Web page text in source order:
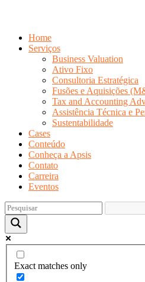
Home
Serviços
Business Valuation
Ativo Fixo
Consultoria Estratégica
Fusões e Aquisições
Tax and Accounting
Assistência Técnica e
Sustentabilidade
Cases
Conteúdo
Conheça a Apsis
Contato
Carreira
Eventos
Exact matches only